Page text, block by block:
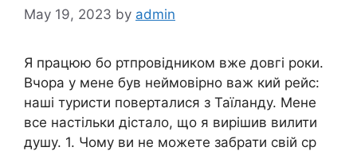
May 19, 2023 by admin
Я працюю бо ртпровідником вже довгі роки.
Вчора у мене був неймовірно важ кий рейс:
наші туристи поверталися з Таїланду. Мене
все настільки дістало, що я вирішив вилити
душу. 1. Чому ви не можете забрати свій ср